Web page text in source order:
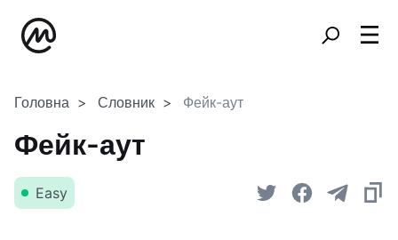
Головна Словник Фейк-аут
Фейк-аут
Easy